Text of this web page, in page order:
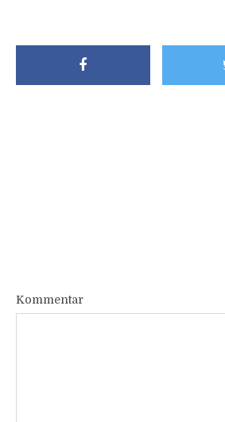
Kommentar